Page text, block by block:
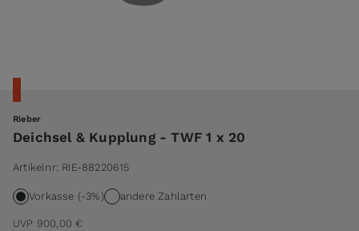
Rieber
Deichsel & Kupplung - TWF 1 x 20
Artikelnr: RIE-88220615
Vorkasse (-3%) andere Zahlarten
UVP 900,00 €